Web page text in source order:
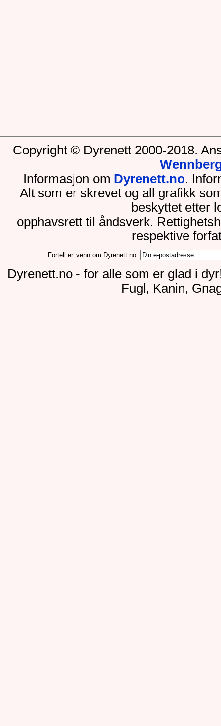
Copyright © Dyrenett 2000-2018.
Informasjon om Dyrenett.no.
Alt som er skrevet og all grafikk
beskyttet etter
opphavsrett til åndsverk.
respektive
Fortell en venn om Dyrenett.no:
Dyrenett.no - for alle som er glad i
Fugl, Kanin,